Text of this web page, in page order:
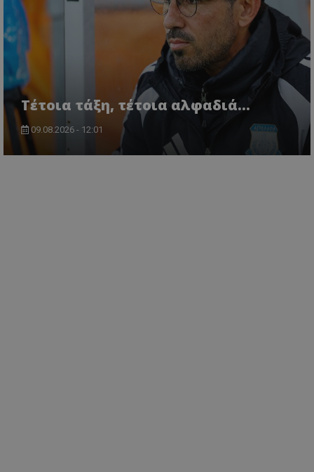
Τέτοια τάξη, τέτοια αλφαδιά...
09.08.2026 - 12:01